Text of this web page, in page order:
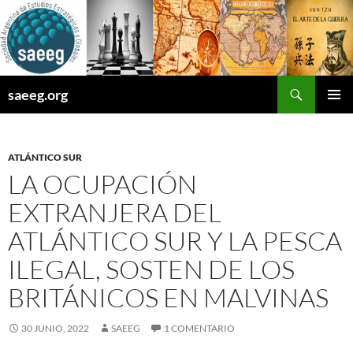
Saltar
al
contenido
saeeg.org
ATLÁNTICO SUR
LA OCUPACIÓN
EXTRANJERA DEL
ATLÁNTICO SUR Y LA PESCA
ILEGAL, SOSTEN DE LOS
BRITÁNICOS EN MALVINAS
30 JUNIO, 2022 SAEEG 1 COMENTARIO